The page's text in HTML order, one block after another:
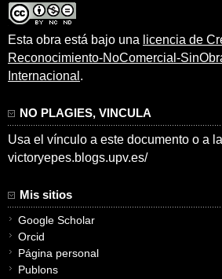
Esta obra está bajo una licencia de
Reconocimiento-NoComercial-
Internacional .
NO PLAGIES, VINCULA
Usa el vínculo a este documento o a
victoryepes.blogs.upv.es/
Mis sitios
Google Scholar
Orcid
Página personal
Publons